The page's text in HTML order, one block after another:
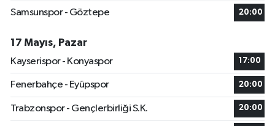
Samsunspor - Göztepe 20:00
17 Mayıs, Pazar
Kayserispor - Konyaspor
17:00
Fenerbahçe - Eyüpspor 20:00
Trabzonspor - Gençlerbirliği S.K. 20:00